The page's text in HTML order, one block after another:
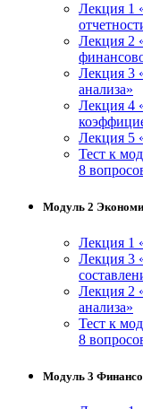
Лекция 1
Лекция 2
Лекция 3
анализа»
Лекция 4
Лекция 5
Тест к
8
Модуль 2
Лекция 1
Лекция 3
Лекция 2
анализа»
Тест к
8
Модуль 3